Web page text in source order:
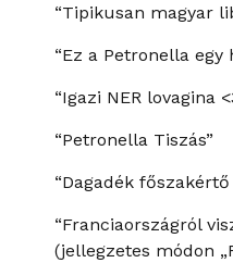
“Tipikusan magyar
“Ez a Petronella egy
“Igazi NER lovagina
“Petronella Tiszás”
“Dagadék főszakértő
“Franciaországról
(jellegzetes módon